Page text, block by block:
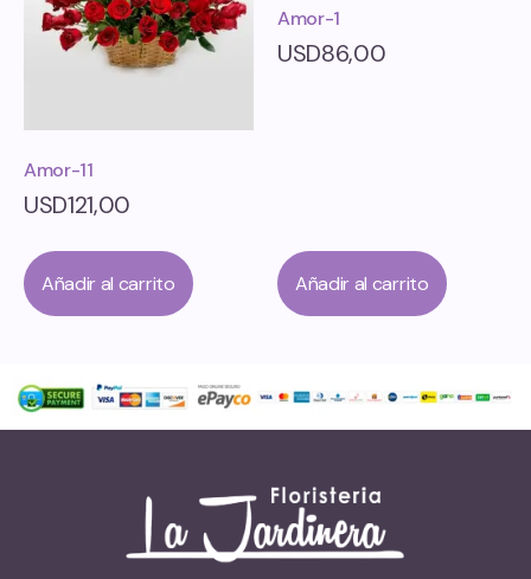
Amor-11
USD121,00
Añadir al carrito
Amor-1
USD86,00
Añadir al carrito